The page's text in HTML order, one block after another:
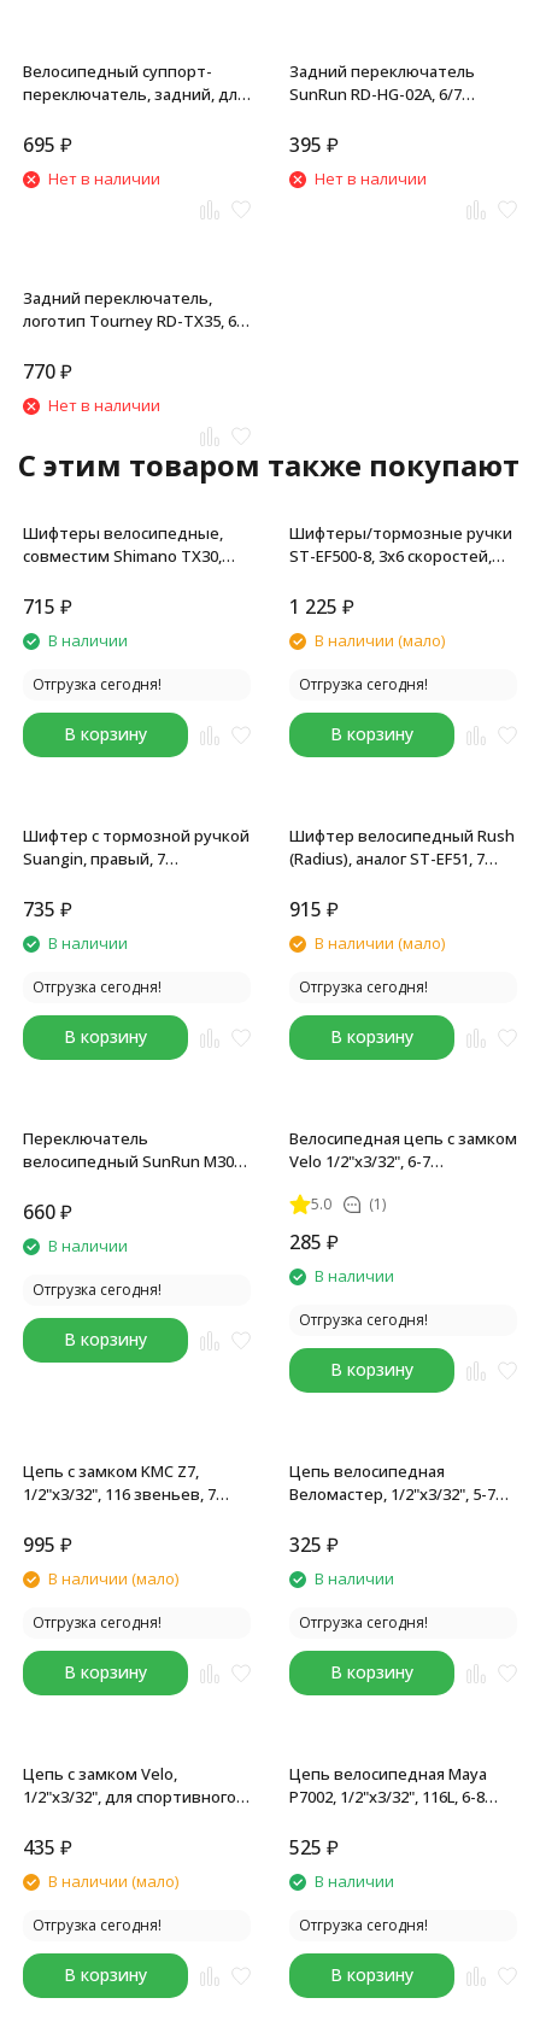
Велосипедный суппорт-
переключатель, задний, для
скоростей, крепление на
695 ₽
Нет в наличии
Задний переключатель
SunRun RD-HG-02A, 6/7
болт, короткая лапка,
395 ₽
Нет в наличии
Задний переключатель,
логотип Tоurney RD-TX35, 6/7
болт, черный
770₽
Нет в наличии
C этим товаром также покупают
Шифтеры велосипедные,
совместим Shimano TX30,
скоростей, манетки,
715 ₽
В наличии
Отгрузка сегодня!
В корзину
Шифтеры/тормозные ручки
ST-EF500-8, 3x6 скоростей,
черный
1 225 ₽
В наличии (мало)
Отгрузка сегодня!
В корзину
Шифтер с тормозной ручкой
Suangin, правый, 7
Shimano ST-EF500, черный
735 ₽
В наличии
Отгрузка сегодня!
В корзину
Шифтер велосипедный Rush
(Radius), аналог ST-EF51, 7
ручкой, правый
915 ₽
В наличии (мало)
Отгрузка сегодня!
В корзину
Переключатель
велосипедный SunRun M300,
тросом, черный
660₽
В наличии
Отгрузка сегодня!
В корзину
Велосипедная цепь с замком
Velo 1/2"x3/32", 6-7
5.0 (1)
285 ₽
В наличии
Отгрузка сегодня!
В корзину
Цепь с замком KMC Z7,
1/2"x3/32", 116 звеньев, 7
7R/CL573R
995 ₽
В наличии (мало)
Отгрузка сегодня!
В корзину
Цепь велосипедная
Веломастер, 1/2"x3/32", 5-7
325 ₽
В наличии
Отгрузка сегодня!
В корзину
Цепь с замком Velo,
1/2"x3/32", для спортивного
435 ₽
В наличии (мало)
Отгрузка сегодня!
В корзину
Цепь велосипедная Maya
Р7002, 1/2"x3/32", 116L, 6-8
уп.
525 ₽
В наличии
Отгрузка сегодня!
В корзину